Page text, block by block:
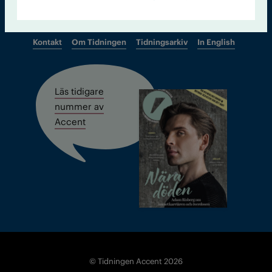
Kontakt Om Tidningen Tidningsarkiv In English
Läs tidigare
nummer av
Accent
© Tidningen Accent 2026